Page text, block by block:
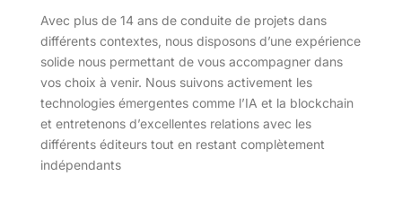
Avec plus de 14 ans de conduite de projets dans
différents contextes, nous disposons d’une expérience
solide nous permettant de vous accompagner dans
vos choix à venir. Nous suivons activement les
technologies émergentes comme l’IA et la blockchain
et entretenons d’excellentes relations avec les
différents éditeurs tout en restant complètement
indépendants